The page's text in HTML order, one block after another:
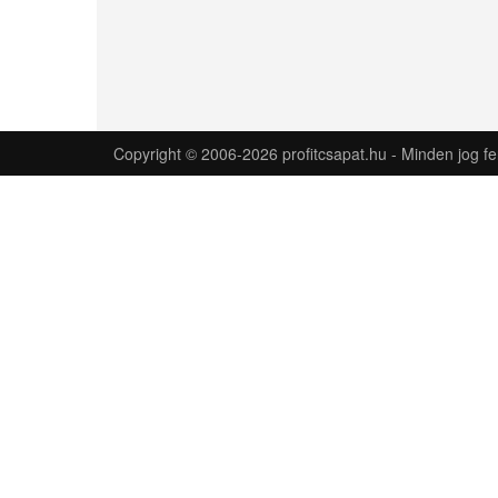
Copyright © 2006-2026 profitcsapat.hu - Minden jog